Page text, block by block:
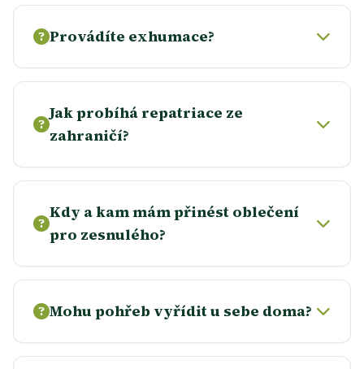
Provádíte exhumace?
Jak probíhá repatriace ze
zahraničí?
Kdy a kam mám přinést oblečení
pro zesnulého?
Mohu pohřeb vyřídit u sebe doma?